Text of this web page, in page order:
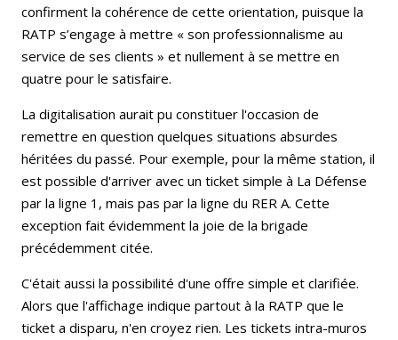
confirment la cohérence de cette orientation, puisque la
RATP s’engage à mettre « son professionnalisme au
service de ses clients » et nullement à se mettre en
quatre pour le satisfaire.
La digitalisation aurait pu constituer l'occasion de
remettre en question quelques situations absurdes
héritées du passé. Pour exemple, pour la même station, il
est possible d'arriver avec un ticket simple à La Défense
par la ligne 1, mais pas par la ligne du RER A. Cette
exception fait évidemment la joie de la brigade
précédemment citée.
C'était aussi la possibilité d'une offre simple et clarifiée.
Alors que l'affichage indique partout à la RATP que le
ticket a disparu, n'en croyez rien. Les tickets intra-muros